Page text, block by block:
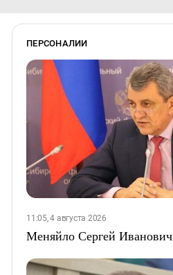
ПЕРСОНАЛИИ
11:05, 4 августа 2026
Меняйло Сергей Иванович